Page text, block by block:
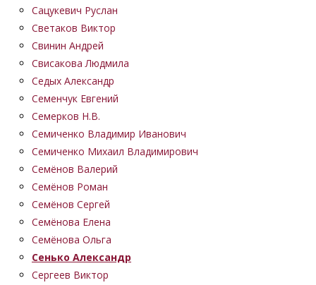
Сацукевич Руслан
Светаков Виктор
Свинин Андрей
Свисакова Людмила
Седых Александр
Семенчук Евгений
Семерков Н.В.
Семиченко Владимир Иванович
Семиченко Михаил Владимирович
Семёнов Валерий
Семёнов Роман
Семёнов Сергей
Семёнова Елена
Семёнова Ольга
Сенько Александр
Сергеев Виктор